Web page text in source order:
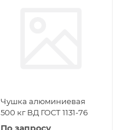
Чушка алюминиевая
500 кг ВД ГОСТ 1131-76